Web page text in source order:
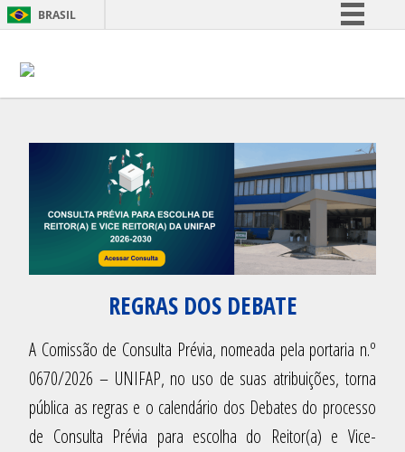
BRASIL
Participe
Legislação
Canais
REGRAS DOS DEBATE
A Comissão de Consulta Prévia, nomeada pela portaria n.º
0670/2026 – UNIFAP, no uso de suas atribuições, torna
pública as regras e o calendário dos Debates do processo
de Consulta Prévia para escolha do Reitor(a) e Vice-